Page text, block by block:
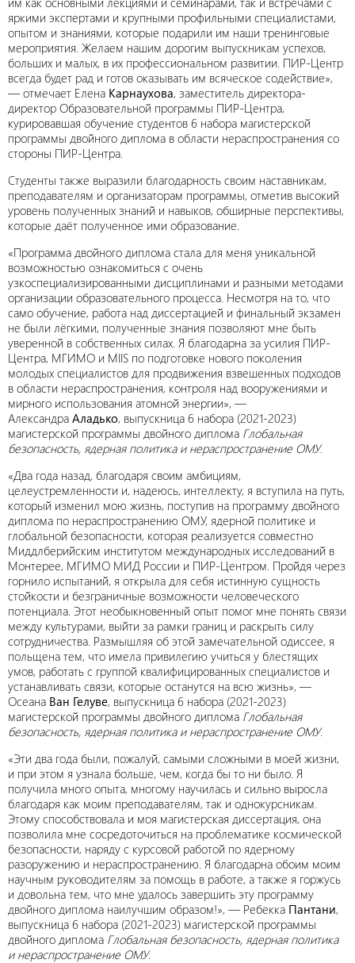
яркими экспертами и крупными профильными специалистами,
опытом и знаниями, которые подарили им наши тренинговые
мероприятия. Желаем нашим дорогим выпускникам успехов,
больших и малых, в их профессиональном развитии. ПИР-Центр
всегда будет рад и готов оказывать им всяческое содействие»,
— отмечает Елена Карнаухова, заместитель директора-
директор Образовательной программы ПИР-Центра,
курировавшая обучение студентов 6 набора магистерской
программы двойного диплома в области нераспространения со
стороны ПИР-Центра.
Студенты также выразили благодарность своим наставникам,
преподавателям и организаторам программы, отметив высокий
уровень полученных знаний и навыков, обширные перспективы,
которые даёт полученное ими образование.
«Программа двойного диплома стала для меня уникальной
возможностью ознакомиться с очень
узкоспециализированными дисциплинами и разными методами
организации образовательного процесса. Несмотря на то, что
само обучение, работа над диссертацией и финальный экзамен
не были лёгкими, полученные знания позволяют мне быть
уверенной в собственных силах. Я благодарна за усилия ПИР-
Центра, МГИМО и MIIS по подготовке нового поколения
молодых специалистов для продвижения взвешенных подходов
в области нераспространения, контроля над вооружениями и
мирного использования атомной энергии», —
Александра Аладько, выпускница 6 набора (2021-2023)
магистерской программы двойного диплома Глобальная
безопасность, ядерная политика и нераспространение ОМУ.
«Два года назад, благодаря своим амбициям,
целеустремленности и, надеюсь, интеллекту, я вступила на путь,
который изменил мою жизнь, поступив на программу двойного
диплома по нераспространению ОМУ, ядерной политике и
глобальной безопасности, которая реализуется совместно
Миддлберийским институтом международных исследований в
Монтерее, МГИМО МИД России и ПИР-Центром. Пройдя через
горнило испытаний, я открыла для себя истинную сущность
стойкости и безграничные возможности человеческого
потенциала. Этот необыкновенный опыт помог мне понять связи
между культурами, выйти за рамки границ и раскрыть силу
сотрудничества. Размышляя об этой замечательной одиссее, я
польщена тем, что имела привилегию учиться у блестящих
умов, работать с группой квалифицированных специалистов и
устанавливать связи, которые останутся на всю жизнь», —
Осеана Ван Гелуве, выпускница 6 набора (2021-2023)
магистерской программы двойного диплома Глобальная
безопасность, ядерная политика и нераспространение ОМУ.
«Эти два года были, пожалуй, самыми сложными в моей жизни,
и при этом я узнала больше, чем, когда бы то ни было. Я
получила много опыта, многому научилась и сильно выросла
благодаря как моим преподавателям, так и однокурсникам.
Этому способствовала и моя магистерская диссертация, она
позволила мне сосредоточиться на проблематике космической
безопасности, наряду с курсовой работой по ядерному
разоружению и нераспространению. Я благодарна обоим моим
научным руководителям за помощь в работе, а также я горжусь
и довольна тем, что мне удалось завершить эту программу
двойного диплома наилучшим образом!», — Ребекка Пантани,
выпускница 6 набора (2021-2023) магистерской программы
двойного диплома Глобальная безопасность, ядерная политика
и нераспространение ОМУ.